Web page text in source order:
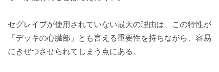
セグレイブが使用されていない最大の理由は、この特性が
「デッキの心臓部」とも言える重要性を持ちながら、容易
にきぜつさせられてしまう点にある。